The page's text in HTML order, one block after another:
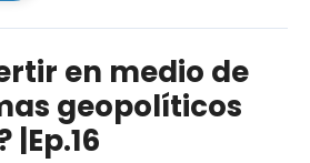
en medio de
geopolíticos